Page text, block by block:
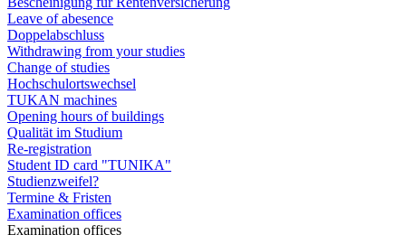
Leave of abesence
Doppelabschluss
Withdrawing from your studies
Change of studies
Hochschulortswechsel
TUKAN machines
Opening hours of buildings
Qualität im Studium
Re-registration
Student ID card "TUNIKA"
Studienzweifel?
Termine & Fristen
Examination offices
Examination offices